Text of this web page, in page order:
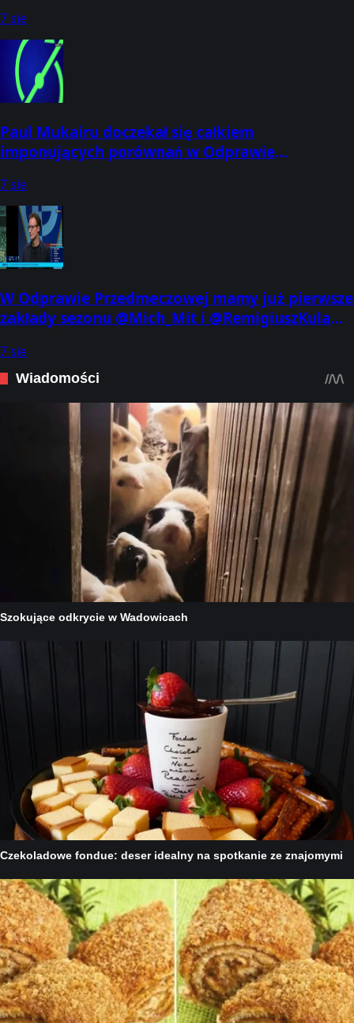
7 sie
Paul Mukairu doczekał się całkiem
imponujących porównań w Odprawie
7 sie
W Odprawie Przedmeczowej mamy już pierwsze
zakłady sezonu @Mich_Mit i @RemigiuszKula
7 sie